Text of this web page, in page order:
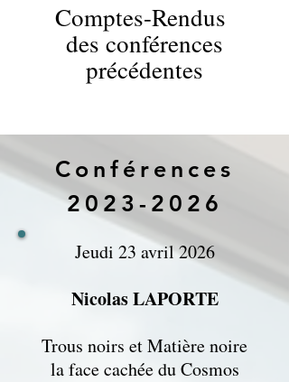
Comptes-Rendus
des conférences
précédentes
Conférences
2023-2026
Jeudi 23 avril 2026
Nicolas LAPORTE
Trous noirs et Matière noire
la face cachée du Cosmos